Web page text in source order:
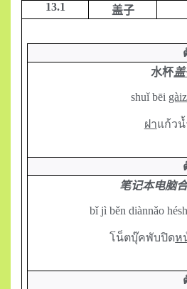
13.1 盖子
水杯
shuǐ bēi
ฝาแก้วน้
笔记本电脑
bǐ jì běn diànnǎo
โน็ตบุ๊คพับปิดห